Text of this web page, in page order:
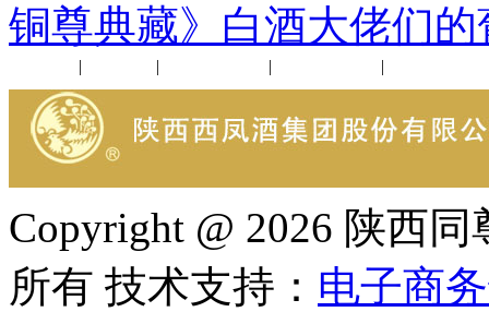
铜尊典藏》白酒大佬们
| | | |
Copyright @ 2026 陕西
所有 技术支持： 电子商